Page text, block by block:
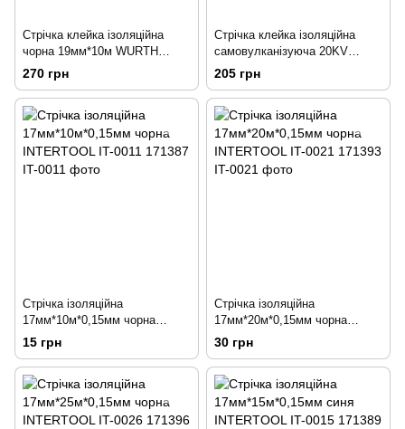
Стрічка клейка ізоляційна
чорна 19мм*10м WURTH
204658
270 грн
Стрічка клейка ізоляційна
самовулканізуюча 20KV
19мм*10м WURTH 204665
205 грн
Стрічка ізоляційна
17мм*10м*0,15мм чорна
INTERTOOL IT-0011 171387
15 грн
Стрічка ізоляційна
17мм*20м*0,15мм чорна
INTERTOOL IT-0021 171393
30 грн